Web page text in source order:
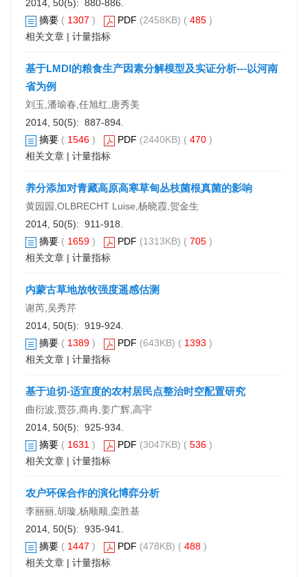
2014, 50(5): 880-886.
摘要 ( 1307 ) PDF (2458KB) ( 485 )
相关文章 | 计量指标
基于LMDI的粮食生产因素分解模型及实证分析---以河南
省为例
刘玉,潘瑜春,任旭红,唐秀美
2014, 50(5): 887-894.
摘要 ( 1546 ) PDF (2440KB) ( 470 )
相关文章 | 计量指标
养分添加对青藏高原高寒草甸丛枝菌根真菌的影响
黄园园,OLBRECHT Luise,杨晓霞,贺金生
2014, 50(5): 911-918.
摘要 ( 1659 ) PDF (1313KB) ( 705 )
相关文章 | 计量指标
内蒙古草地放牧强度遥感估测
谢芮,吴秀芹
2014, 50(5): 919-924.
摘要 ( 1389 ) PDF (643KB) ( 1393 )
相关文章 | 计量指标
基于迫切-适宜度的农村居民点整治时空配置研究
曲衍波,贾莎,商冉,姜广辉,高宇
2014, 50(5): 925-934.
摘要 ( 1631 ) PDF (3047KB) ( 536 )
相关文章 | 计量指标
农户环保合作的演化博弈分析
李丽丽,胡璇,杨顺顺,栾胜基
2014, 50(5): 935-941.
摘要 ( 1447 ) PDF (478KB) ( 488 )
相关文章 | 计量指标